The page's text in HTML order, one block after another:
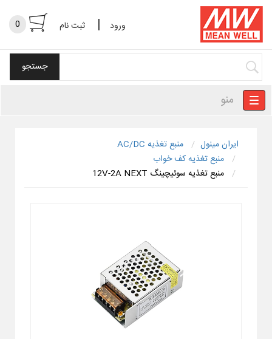
ورود | ثبت نام 0
منو
ایران مینول
منبع تغذیه AC/DC
منبع تغذیه کف خواب
منبع تغذیه سوئیچینگ 12V-2A NEXT